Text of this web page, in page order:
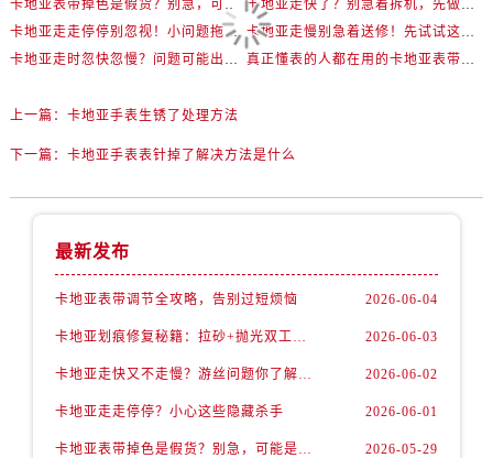
卡地亚表带掉色是假货？别急，可能是这些日常习惯惹的祸
卡地亚走快了？别急着拆机，先做这一步
卡地亚走走停停别忽视！小问题拖成大修很烧钱
卡地亚走慢别急着送修！先试试这些方法
卡地亚走时忽快忽慢？问题可能出在你睡觉时！
真正懂表的人都在用的卡地亚表带调节技巧
上一篇： 卡地亚手表生锈了处理方法
下一篇： 卡地亚手表表针掉了解决方法是什么
最新发布
卡地亚表带调节全攻略，告别过短烦恼 2026-06-04
卡地亚划痕修复秘籍：拉砂+抛光双工艺还原如新 2026-06-03
卡地亚走快又不走慢？游丝问题你了解多少？ 2026-06-02
卡地亚走走停停？小心这些隐藏杀手 2026-06-01
卡地亚表带掉色是假货？别急，可能是这些日常习惯惹的祸 2026-05-29